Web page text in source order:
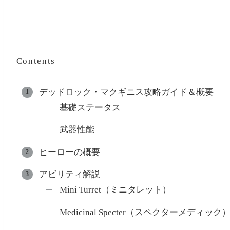
Contents
デッドロック・マクギニス攻略ガイド＆概要
基礎ステータス
武器性能
ヒーローの概要
アビリティ解説
Mini Turret（ミニタレット）
Medicinal Specter（スペクターメディック）